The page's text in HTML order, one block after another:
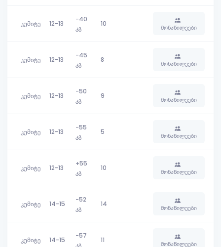
კუმიტე 12-13
-40
კგ
10 მონაწილეები
კუმიტე 12-13
-45
კგ
8 მონაწილეები
კუმიტე 12-13
-50
კგ
9 მონაწილეები
კუმიტე 12-13
-55
კგ
5 მონაწილეები
კუმიტე 12-13
+55
კგ
10 მონაწილეები
კუმიტე 14-15
-52
კგ
14 მონაწილეები
კუმიტე 14-15
-57
კგ
11 მონაწილეები